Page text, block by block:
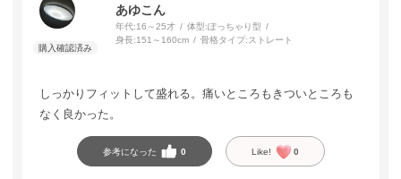
あゆこん
年代:16～25才 体型:ぽっちゃり型
身長:151～160cm 骨格タイプ:ストレート
しっかりフィットして盛れる。痛いところもきついところも
なく良かった。
参考になった 0 Like! 0